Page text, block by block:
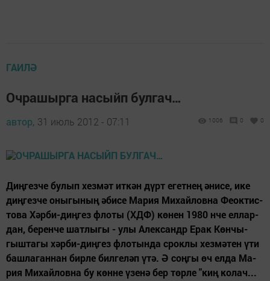
ГАИЛӘ
Очрашырга насыйп булгач…
автор, 31 июль 2012 - 07:11 1006 0 0
Диң­гез­че бу­лып хез­мәт ит­кән дүрт егет­нең әни­се, ике
диң­гез­че оны­гы­ның әби­се Ма­рия Ми­хай­лов­на Фе­ок­тис­
то­ва Хәр­би-диң­гез фло­ты (ХДФ) кө­нен 1980 нче ел­лар­
дан, бе­рен­че шат­лы­гы - улы Алек­сандр Ерак Көн­чы­
гыш­та­гы хәр­би-диң­гез фло­тын­да срок­лы хез­мә­тен үти
баш­ла­ган­нан бир­ле бил­ге­ләп үтә. Ә соң­гы өч ел­да Ма­
рия Ми­хай­лов­на бу көн­не үзе­нә бер төр­ле "киң ко­лач...